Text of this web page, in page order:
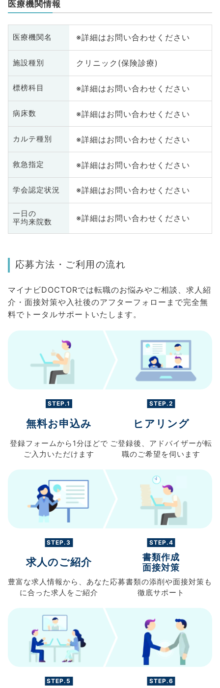
医療機関情報
医療機関名 ※詳細はお問い合わせください
施設種別 クリニック(保険診療)
標榜科目 ※詳細はお問い合わせください
病床数 ※詳細はお問い合わせください
カルテ種別 ※詳細はお問い合わせください
救急指定 ※詳細はお問い合わせください
学会認定状況 ※詳細はお問い合わせください
一日の
平均来院数
※詳細はお問い合わせください
応募方法・ご利用の流れ
マイナビDOCTORでは転職のお悩みやご相談、求人紹
介・面接対策や入社後のアフターフォローまで完全無
料でトータルサポートいたします。
STEP.1
無料お申込み
登録フォームから 1分ほどで
ご入力 いただけます
STEP.2
ヒアリング
ご登録後、 アドバイザーが転
職のご希望を伺います
STEP.3
求人のご紹介
豊富な求人情報から、 あなた
に合った求人を ご紹介
STEP.4
書類作成
面接対策
応募書類の添削や面接対策も
徹底サポート
STEP.5 STEP.6